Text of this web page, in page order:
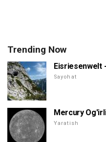
Trending Now
Eisriesenwelt
Sayohat
Mercury
Yaratish